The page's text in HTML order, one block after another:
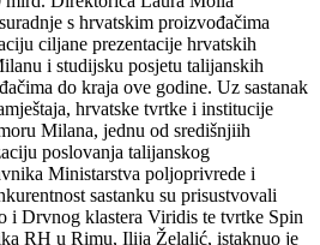
s hrvatskim proizvođačima
ciljane prezentacije hrvatskih
i studijsku posjetu talijanskih
do kraja ove godine. Uz sastanak
hrvatske tvrtke i institucije
Milana, jednu od središnjiih
poslovanja talijanskog
Ministarstva poljoprivrede i
sastanku su prisustvovali
i Drvnog klastera Viridis te tvrtke Spin
RH u Rimu, Ilija Želalić, istaknuo je